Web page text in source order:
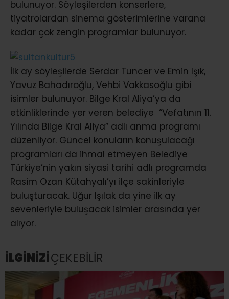
bulunuyor. Söyleşilerden konserlere,
tiyatrolardan sinema gösterimlerine varana
kadar çok zengin programlar bulunuyor.
İlk ay söyleşilerde Serdar Tuncer ve Emin Işık,
Yavuz Bahadıroğlu, Vehbi Vakkasoğlu gibi
isimler bulunuyor. Bilge Kral Aliya’ya da
etkinliklerinde yer veren belediye “Vefatının 11.
Yılında Bilge Kral Aliya” adlı anma programı
düzenliyor. Güncel konuların konuşulacağı
programları da ihmal etmeyen Belediye
Türkiye’nin yakın siyasi tarihi adlı programda
Rasim Ozan Kütahyalı’yı ilçe sakinleriyle
buluşturacak. Uğur Işılak da yine ilk ay
sevenleriyle buluşacak isimler arasında yer
alıyor.
İLGİNİZİÇEKEBİLİR